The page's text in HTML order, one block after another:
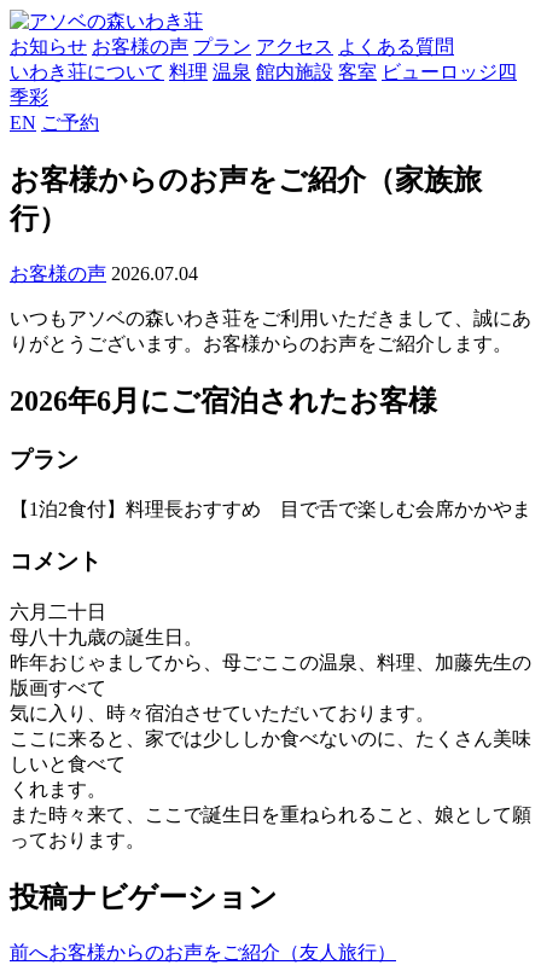
お知らせ お客様の声 プラン アクセス よくある質問
いわき荘について 料理 温泉 館内施設 客室 ビューロッジ四
季彩
EN ご予約
お客様からのお声をご紹介（家族旅
行）
お客様の声 2026.07.04
いつもアソベの森いわき荘をご利用いただきまして、誠にあ
りがとうございます。お客様からのお声をご紹介します。
2026年6月にご宿泊されたお客様
プラン
【1泊2食付】料理長おすすめ 目で舌で楽しむ会席かかやま
コメント
六月二十日
母八十九歳の誕生日。
昨年おじゃましてから、母ごここの温泉、料理、加藤先生の
版画すべて
気に入り、時々宿泊させていただいております。
ここに来ると、家では少ししか食べないのに、たくさん美味
しいと食べて
くれます。
また時々来て、ここで誕生日を重ねられること、娘として願
っております。
投稿ナビゲーション
前へお客様からのお声をご紹介（友人旅行）